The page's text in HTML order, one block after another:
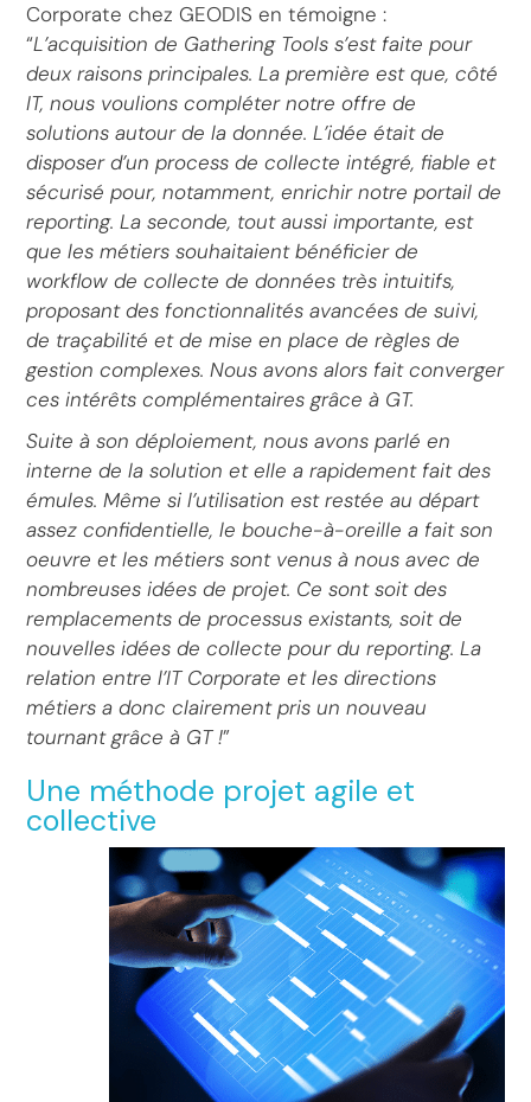
Corporate chez GEODIS en témoigne :
“L’acquisition de Gathering Tools s’est faite pour
deux raisons principales. La première est que, côté
IT, nous voulions compléter notre offre de
solutions autour de la donnée. L’idée était de
disposer d’un process de collecte intégré, fiable et
sécurisé pour, notamment, enrichir notre portail de
reporting. La seconde, tout aussi importante, est
que les métiers souhaitaient bénéficier de
workflow de collecte de données très intuitifs,
proposant des fonctionnalités avancées de suivi,
de traçabilité et de mise en place de règles de
gestion complexes. Nous avons alors fait converger
ces intérêts complémentaires grâce à GT.
Suite à son déploiement, nous avons parlé en
interne de la solution et elle a rapidement fait des
émules. Même si l’utilisation est restée au départ
assez confidentielle, le bouche-à-oreille a fait son
oeuvre et les métiers sont venus à nous avec de
nombreuses idées de projet. Ce sont soit des
remplacements de processus existants, soit de
nouvelles idées de collecte pour du reporting. La
relation entre l’IT Corporate et les directions
métiers a donc clairement pris un nouveau
tournant grâce à GT !”
Une méthode projet agile et
collective